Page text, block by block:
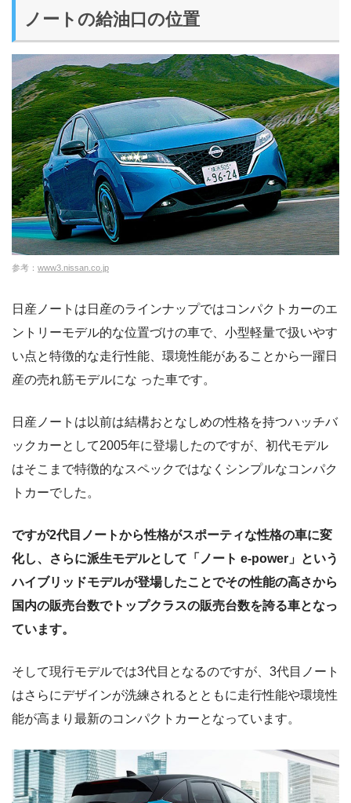
ノートの給油口の位置
参考： www3.nissan.co.jp
日産ノートは日産のラインナップではコンパクトカーのエ
ントリーモデル的な位置づけの車で、小型軽量で扱いやす
い点と特徴的な走行性能、環境性能があることから一躍日
産の売れ筋モデルにな った車です。
日産ノートは以前は結構おとなしめの性格を持つハッチバ
ックカーとして2005年に登場したのですが、初代モデル
はそこまで特徴的なスペックではなくシンプルなコンパク
トカーでした。
ですが2代目ノートから性格がスポーティな性格の車に変
化し、さらに派生モデルとして「ノート e-power」という
ハイブリッドモデルが登場したことでその性能の高さから
国内の販売台数でトップクラスの販売台数を誇る車となっ
ています。
そして現行モデルでは3代目となるのですが、3代目ノート
はさらにデザインが洗練されるとともに走行性能や環境性
能が高まり最新のコンパクトカーとなっています。